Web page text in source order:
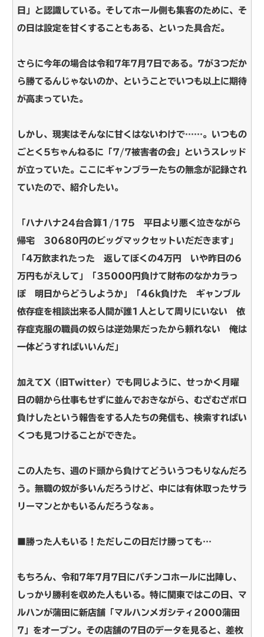
日」と認識している。そしてホール側も集客のために、そ
の日は設定を甘くすることもある、といった具合だ。
さらに今年の場合は令和7年7月7日である。7が3つだか
ら勝てるんじゃないのか、ということでいつも以上に期待
が高まっていた。
しかし、現実はそんなに甘くはないわけで……。いつもの
ごとく5ちゃんねるに「7/7被害者の会」というスレッド
が立っていた。ここにギャンブラーたちの無念が記録され
ていたので、紹介したい。
「ハナハナ24台合算1/175 平日より悪く泣きながら
帰宅 30680円のビッグマックセットいだだきます」
「4万飲まれたった 返してぼくの4万円 いや昨日の6
万円もがえして」「35000円負けて財布のなかカラっ
ぽ 明日からどうしようか」「46k負けた ギャンブル
依存症を相談出来る人間が誰1人として周りにいない 依
存症克服の職員の奴らは逆効果だったから頼れない 俺は
一体どうすればいいんだ」
加えてX（旧Twitter）でも同じように、せっかく月曜
日の朝から仕事もせずに並んでおきながら、むざむざボロ
負けしたという報告をする人たちの発信も、検索すればい
くつも見つけることができた。
この人たち、週のド頭から負けてどういうつもりなんだろ
う。無職の奴が多いんだろうけど、中には有休取ったサラ
リーマンとかもいるんだろうなぁ。
■勝った人もいる！ただしこの日だけ勝っても…
もちろん、令和7年7月7日にパチンコホールに出陣し、
しっかり勝利を収めた人もいる。特に関東ではこの日、マ
ルハンが蒲田に新店舗「マルハンメガシティ2000蒲田
7」をオープン。その店舗の7日のデータを見ると、差枚